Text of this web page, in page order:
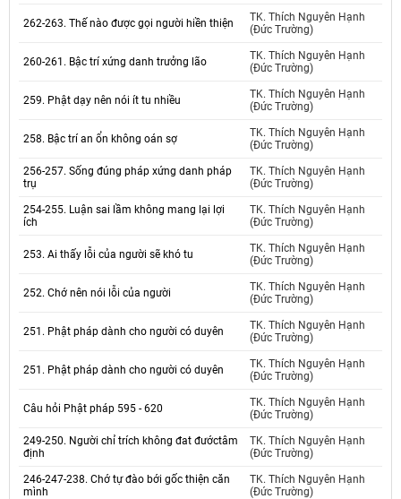
262-263. Thế nào được gọi người hiền thiện
TK. Thích Nguyên Hạnh
(Đức Trường)
260-261. Bậc trí xứng danh trưởng lão
TK. Thích Nguyên Hạnh
(Đức Trường)
259. Phật dạy nên nói ít tu nhiều
TK. Thích Nguyên Hạnh
(Đức Trường)
258. Bậc trí an ổn không oán sợ
TK. Thích Nguyên Hạnh
(Đức Trường)
256-257. Sống đúng pháp xứng danh pháp
trụ
TK. Thích Nguyên Hạnh
(Đức Trường)
254-255. Luận sai lầm không mang lại lợi
ích
TK. Thích Nguyên Hạnh
(Đức Trường)
253. Ai thấy lỗi của người sẽ khó tu
TK. Thích Nguyên Hạnh
(Đức Trường)
252. Chớ nên nói lỗi của người
TK. Thích Nguyên Hạnh
(Đức Trường)
251. Phật pháp dành cho người có duyên
TK. Thích Nguyên Hạnh
(Đức Trường)
251. Phật pháp dành cho người có duyên
TK. Thích Nguyên Hạnh
(Đức Trường)
Câu hỏi Phật pháp 595 - 620
TK. Thích Nguyên Hạnh
(Đức Trường)
249-250. Người chỉ trích không đat đướctâm
định
TK. Thích Nguyên Hạnh
(Đức Trường)
246-247-238. Chớ tự đào bới gốc thiện căn
mình
TK. Thích Nguyên Hạnh
(Đức Trường)